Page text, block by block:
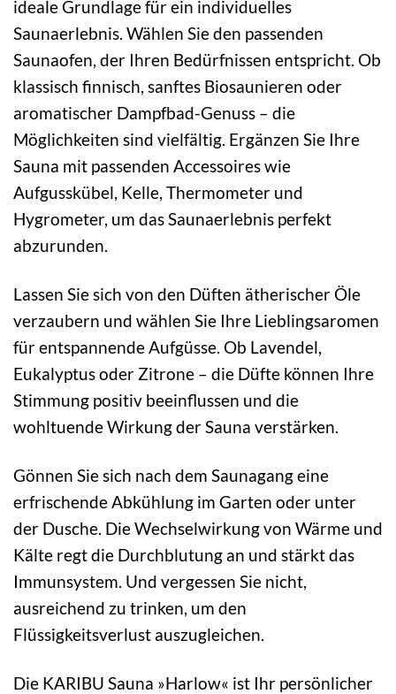
ideale Grundlage für ein individuelles
Saunaerlebnis. Wählen Sie den passenden
Saunaofen, der Ihren Bedürfnissen entspricht. Ob
klassisch finnisch, sanftes Biosaunieren oder
aromatischer Dampfbad-Genuss – die
Möglichkeiten sind vielfältig. Ergänzen Sie Ihre
Sauna mit passenden Accessoires wie
Aufgusskübel, Kelle, Thermometer und
Hygrometer, um das Saunaerlebnis perfekt
abzurunden.
Lassen Sie sich von den Düften ätherischer Öle
verzaubern und wählen Sie Ihre Lieblingsaromen
für entspannende Aufgüsse. Ob Lavendel,
Eukalyptus oder Zitrone – die Düfte können Ihre
Stimmung positiv beeinflussen und die
wohltuende Wirkung der Sauna verstärken.
Gönnen Sie sich nach dem Saunagang eine
erfrischende Abkühlung im Garten oder unter
der Dusche. Die Wechselwirkung von Wärme und
Kälte regt die Durchblutung an und stärkt das
Immunsystem. Und vergessen Sie nicht,
ausreichend zu trinken, um den
Flüssigkeitsverlust auszugleichen.
Die KARIBU Sauna »Harlow« ist Ihr persönlicher